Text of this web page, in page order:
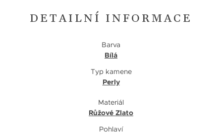
DETAILNÍ INFORMACE
Barva
Bílá
Typ kamene
Perly
Materiál
Růžové Zlato
Pohlaví